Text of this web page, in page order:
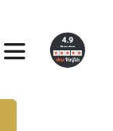
Toggle